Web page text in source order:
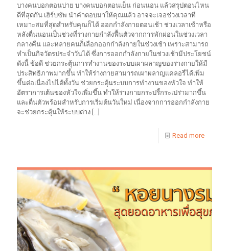
บางคนบอกตอนบ่าย บางคนบอกตอนเย็น ก่อนนอน แล้วสรุปตอนไหน
ดีที่สุดกัน เฮิร์บซัพ นำคำตอบมาให้คุณแล้ว อาจจะเจอช่วงเวลาที่
เหมาะสมที่สุดสำหรับคุณก็ได้ ออกกำลังกายตอนเช้า ช่วงเวลาเช้าหรือ
หลังตื่นนอนเป็นช่วงที่ร่างกายกำลังฟื้นตัวจากการพักผ่อนในช่วงเวลา
กลางคืน และหลายคนก็เลือกออกกำลังกายในช่วงเช้า เพราะสามารถ
ทำเป็นกิจวัตรประจำวันได้ ซึ่งการออกกำลังกายในช่วงเช้ามีประโยชน์
ดังนี้ ข้อดี ช่วยกระตุ้นการทำงานของระบบเผาผลาญของร่างกายให้มี
ประสิทธิภาพมากขึ้น ทำให้ร่างกายสามารถเผาผลาญแคลอรี่ได้เพิ่ม
ขึ้นต่อเนื่องไปได้ทั้งวัน ช่วยกระตุ้นระบบการทำงานของหัวใจ ทำให้
อัตราการเต้นของหัวใจเพิ่มขึ้น ทำให้ร่างกายกระปรี้กระเปร่ามากขึ้น
และตื่นตัวพร้อมสำหรับการเริ่มต้นวันใหม่ เนื่องจากการออกกำลังกาย
จะช่วยกระตุ้นให้ระบบต่าง […]
Read more